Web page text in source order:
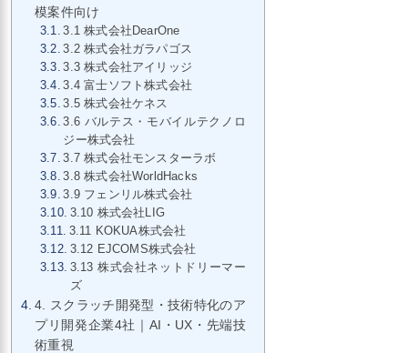
模案件向け
3.1 株式会社DearOne
3.2 株式会社ガラパゴス
3.3 株式会社アイリッジ
3.4 富士ソフト株式会社
3.5 株式会社ケネス
3.6 バルテス・モバイルテクノロ
ジー株式会社
3.7 株式会社モンスターラボ
3.8 株式会社WorldHacks
3.9 フェンリル株式会社
3.10 株式会社LIG
3.11 KOKUA株式会社
3.12 EJCOMS株式会社
3.13 株式会社ネットドリーマー
ズ
4. スクラッチ開発型・技術特化のア
プリ開発企業4社｜AI・UX・先端技
術重視